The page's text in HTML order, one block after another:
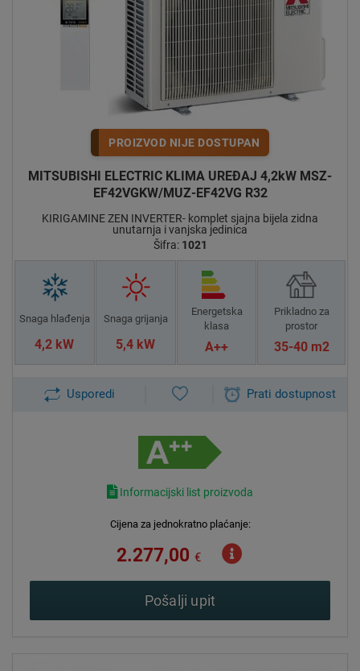
PROIZVOD NIJE DOSTUPAN
MITSUBISHI ELECTRIC KLIMA UREĐAJ 4,2kW MSZ-
EF42VGKW/MUZ-EF42VG R32
KIRIGAMINE ZEN INVERTER- komplet sjajna bijela zidna
unutarnja i vanjska jedinica
Šifra: 1021
Snaga hlađenja
4,2 kW
Snaga grijanja
5,4 kW
Energetska
klasa
A++
Prikladno za
prostor
35-40 m2
Usporedi Prati dostupnost
Informacijski list proizvoda
Cijena za jednokratno plaćanje:
2.277,00 €
Pošalji upit